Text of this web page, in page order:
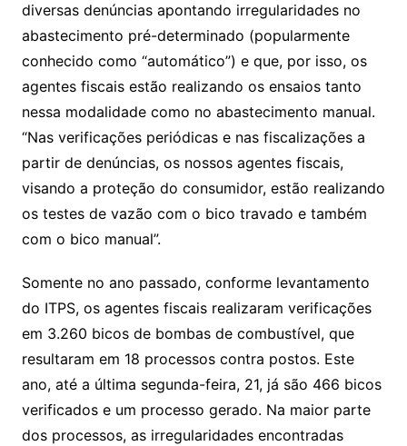
diversas denúncias apontando irregularidades no
abastecimento pré-determinado (popularmente
conhecido como “automático”) e que, por isso, os
agentes fiscais estão realizando os ensaios tanto
nessa modalidade como no abastecimento manual.
“Nas verificações periódicas e nas fiscalizações a
partir de denúncias, os nossos agentes fiscais,
visando a proteção do consumidor, estão realizando
os testes de vazão com o bico travado e também
com o bico manual”.
Somente no ano passado, conforme levantamento
do ITPS, os agentes fiscais realizaram verificações
em 3.260 bicos de bombas de combustível, que
resultaram em 18 processos contra postos. Este
ano, até a última segunda-feira, 21, já são 466 bicos
verificados e um processo gerado. Na maior parte
dos processos, as irregularidades encontradas